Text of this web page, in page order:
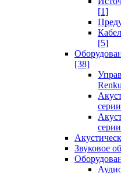
[1]
[5]
[38]
Звуковое